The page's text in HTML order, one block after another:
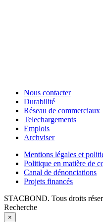
Nous contacter
Durabilité
Réseau de commerciaux
Telechargements
Emplois
Archviser
Mentions légales et
Politique en matière de
Canal de dénonciations
Projets financés
STACBOND. Tous droits
Recherche
×